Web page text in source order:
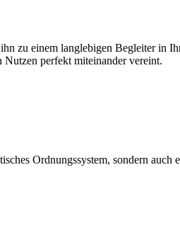
zu einem langlebigen Begleiter in
Nutzen perfekt miteinander vereint.
Ordnungssystem, sondern auch